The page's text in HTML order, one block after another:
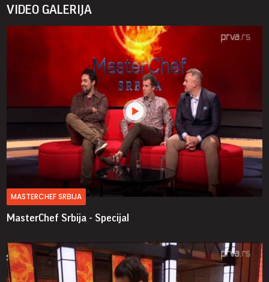
VIDEO GALERIJA
MASTERCHEF SRBIJA
MasterChef Srbija - Specijal